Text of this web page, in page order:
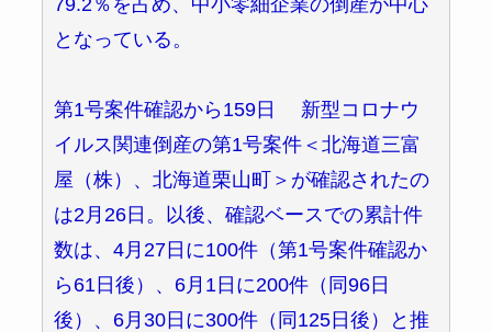
となっている。
第1号案件確認から159日 新型コロナウ
イルス関連倒産の第1号案件＜北海道三富
屋（株）、北海道栗山町＞が確認されたの
は2月26日。以後、確認ベースでの累計件
数は、4月27日に100件（第1号案件確認か
ら61日後）、6月1日に200件（同96日
後）、6月30日に300件（同125日後）と推